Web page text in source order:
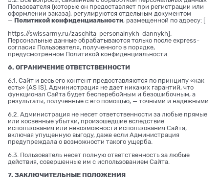
Пользователя (которые он предоставляет при регистрации или
оформлении заказа), регулируются отдельным документом
— Политикой конфиденциальности, размещенной по адресу: [
https://swissarmy.ru/zaschita-personalnykh-dannykh].
Персональные данные обрабатываются только после express-
согласия Пользователя, полученного в порядке,
предусмотренном Политикой конфиденциальности.
6. ОГРАНИЧЕНИЕ ОТВЕТСТВЕННОСТИ
6.1. Сайт и весь его контент предоставляются по принципу «как
есть» (AS IS). Администрация не дает никаких гарантий, что
функционал Сайта будет бесперебойным и безошибочным, а
результаты, полученные с его помощью, — точными и надежными.
6.2. Администрация не несет ответственности за любые прямые
или косвенные убытки, произошедшие вследствие
использования или невозможности использования Сайта,
включая упущенную выгоду, даже если Администрация
предупреждала о возможности такого ущерба.
6.3. Пользователь несет полную ответственность за любые
действия, совершенные им с использованием Сайта.
7. ЗАКЛЮЧИТЕЛЬНЫЕ ПОЛОЖЕНИЯ